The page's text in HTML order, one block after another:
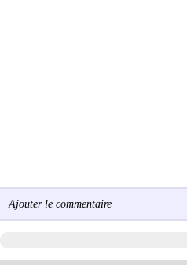
Ajouter le commentaire